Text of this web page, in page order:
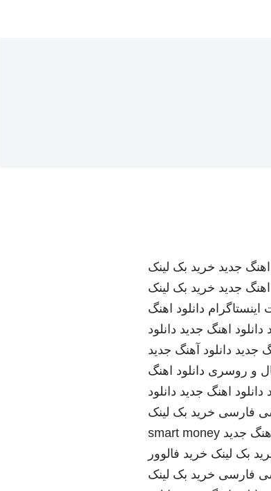
اهنگ جدید خرید بک لینک
اهنگ جدید خرید بک لینک
اینستاگرام دانلود اهنگ
دانلود اهنگ جدید دانلود
جدید دانلود آهنگ جدید
و روسری دانلود اهنگ
دانلود اهنگ جدید دانلود
فارسی خرید بک لینک
جدید smart money
بک لینک خرید فالوور
فارسی خرید بک لینک